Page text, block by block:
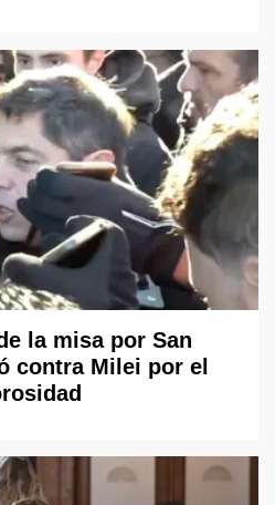
la misa por San
contra Milei por el